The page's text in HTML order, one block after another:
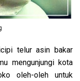
telur asin bakar
mengunjungi kota
oleh-oleh untuk